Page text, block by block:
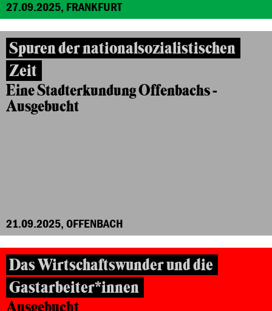
27.09.2025, FRANKFURT
Spuren der nationalsozialistischen
Zeit
Eine Stadterkundung Offenbachs -
Ausgebucht
21.09.2025, OFFENBACH
Das Wirtschaftswunder und die
Gastarbeiter*innen